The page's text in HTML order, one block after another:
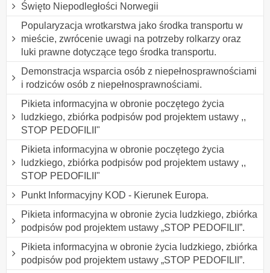
Święto Niepodległości Norwegii
Popularyzacja wrotkarstwa jako środka transportu w
mieście, zwrócenie uwagi na potrzeby rolkarzy oraz
luki prawne dotyczące tego środka transportu.
Demonstracja wsparcia osób z niepełnosprawnościami
i rodziców osób z niepełnosprawnościami.
Pikieta informacyjna w obronie poczętego życia
ludzkiego, zbiórka podpisów pod projektem ustawy ,,
STOP PEDOFILII"
Pikieta informacyjna w obronie poczętego życia
ludzkiego, zbiórka podpisów pod projektem ustawy ,,
STOP PEDOFILII"
Punkt Informacyjny KOD - Kierunek Europa.
Pikieta informacyjna w obronie życia ludzkiego, zbiórka
podpisów pod projektem ustawy „STOP PEDOFILII”.
Pikieta informacyjna w obronie życia ludzkiego, zbiórka
podpisów pod projektem ustawy „STOP PEDOFILII”.